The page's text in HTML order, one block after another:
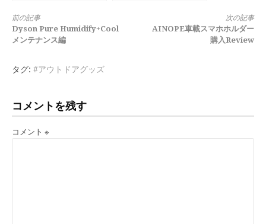
続
き
を
む
前の記事
Dyson Pure Humidify+Cool
メンテナンス編
次の記事
AINOPE車載スマホホルダー
購入Review
タグ: #アウトドアグッズ
コメントを残す
コメント ※